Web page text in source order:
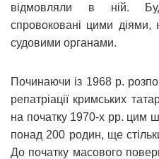
відмовляли в ній.
спровоковані цими діями,
судовими органами.
Починаючи із 1968 р.
репатріації кримських
на початку 1970-х рр. цим
понад 200 родин, ще
До початку масового